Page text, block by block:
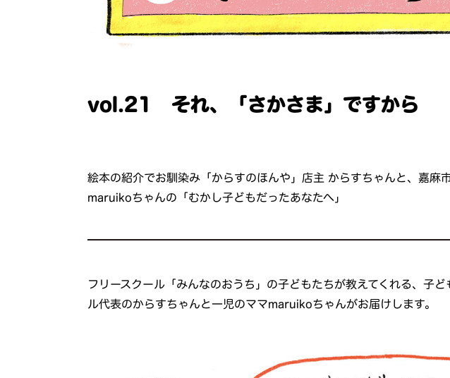
vol.21 それ、「さかさま」ですから
絵本の紹介でお馴染み「からすのほんや」店主 からすちゃんと、嘉麻
maruikoちゃんの「むかし子どもだったあなたへ」
フリースクール「みんなのおうち」の子どもたちが教えてくれる、子
ル代表のからすちゃんと一児のママmaruikoちゃんがお届けします。